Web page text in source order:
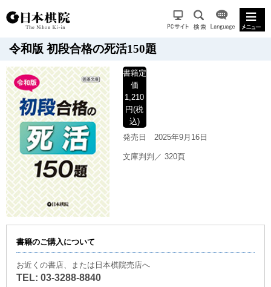
令和版 初段合格の死活150題
書籍定
価
1,210
円(税
込)
発売日
2025年9月16日
文庫判判／ 320頁
書籍のご購入について
お近くの書店、または日本棋院売店へ
TEL: 03-3288-8840